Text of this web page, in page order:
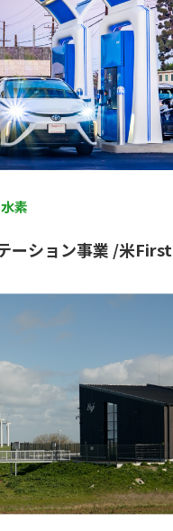
水素
ーション事業 /米